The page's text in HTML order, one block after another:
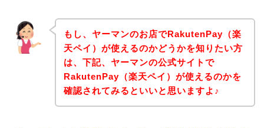
もし、ヤーマンのお店でRakutenPay（楽
天ペイ）が使えるのかどうかを知りたい方
は、下記、ヤーマンの公式サイトで
RakutenPay（楽天ペイ）が使えるのかを
確認されてみるといいと思いますよ♪